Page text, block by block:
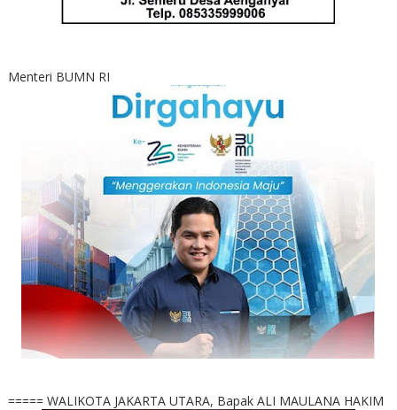
Menteri BUMN RI
===== WALIKOTA JAKARTA UTARA, Bapak ALI MAULANA HAKIM